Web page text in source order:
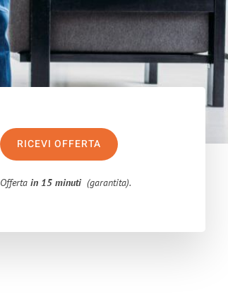
RICEVI OFFERTA
Offertain 15 minuti (garantita).